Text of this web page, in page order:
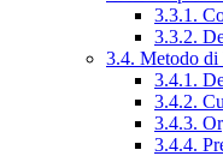
3.3.1.
3.3.2.
3.4. Metodo di
3.4.1.
3.4.2.
3.4.3.
3.4.4.